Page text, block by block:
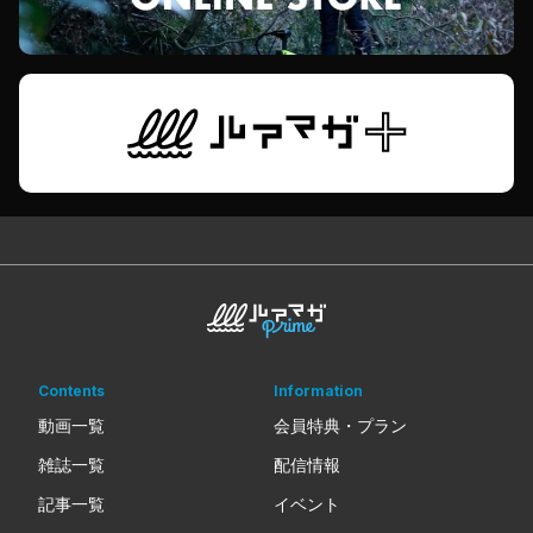
Contents
動画一覧
雑誌一覧
記事一覧
Information
会員特典・プラン
配信情報
イベント